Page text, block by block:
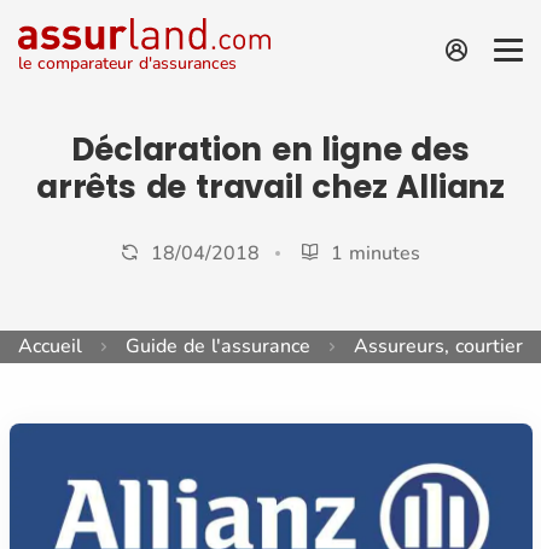
le comparateur d'assurances
Déclaration en ligne des
arrêts de travail chez Allianz
18/04/2018 1 minutes
Accueil Guide de l'assurance Assureurs,